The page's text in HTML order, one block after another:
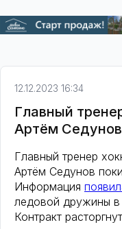
12.12.2023 16:34
Главный
Артём Седунов
Главный тренер
Артём Седунов
Информация
ледовой дружины в
Контракт